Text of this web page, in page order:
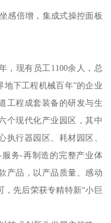
感倍增，集成式操控面板
，现有员工1100余人，总
地下工程机械百年”的企业
工程成套装备的研发与生
个现代化产业园区，其中
执行器园区、耗材园区、
务-再制造的完整产业体
产品，以产品质量、感动
，先后荣获专精特新“小巨